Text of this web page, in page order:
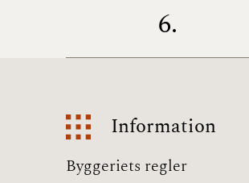
6.
Information
Information
Byggeriets regler